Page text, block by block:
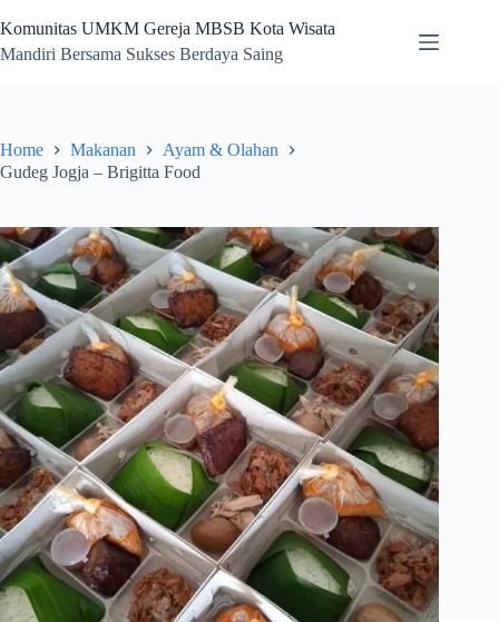
to
content
Komunitas UMKM Gereja MBSB Kota Wisata
Mandiri Bersama Sukses Berdaya Saing
Home Makanan
Ayam & Olahan
Gudeg Jogja – Brigitta Food